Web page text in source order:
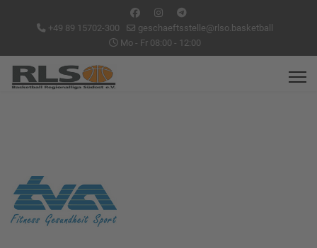
+49 89 15702-300
geschaeftsstelle@rlso.basketball
Mo - Fr 08:00 - 12:00